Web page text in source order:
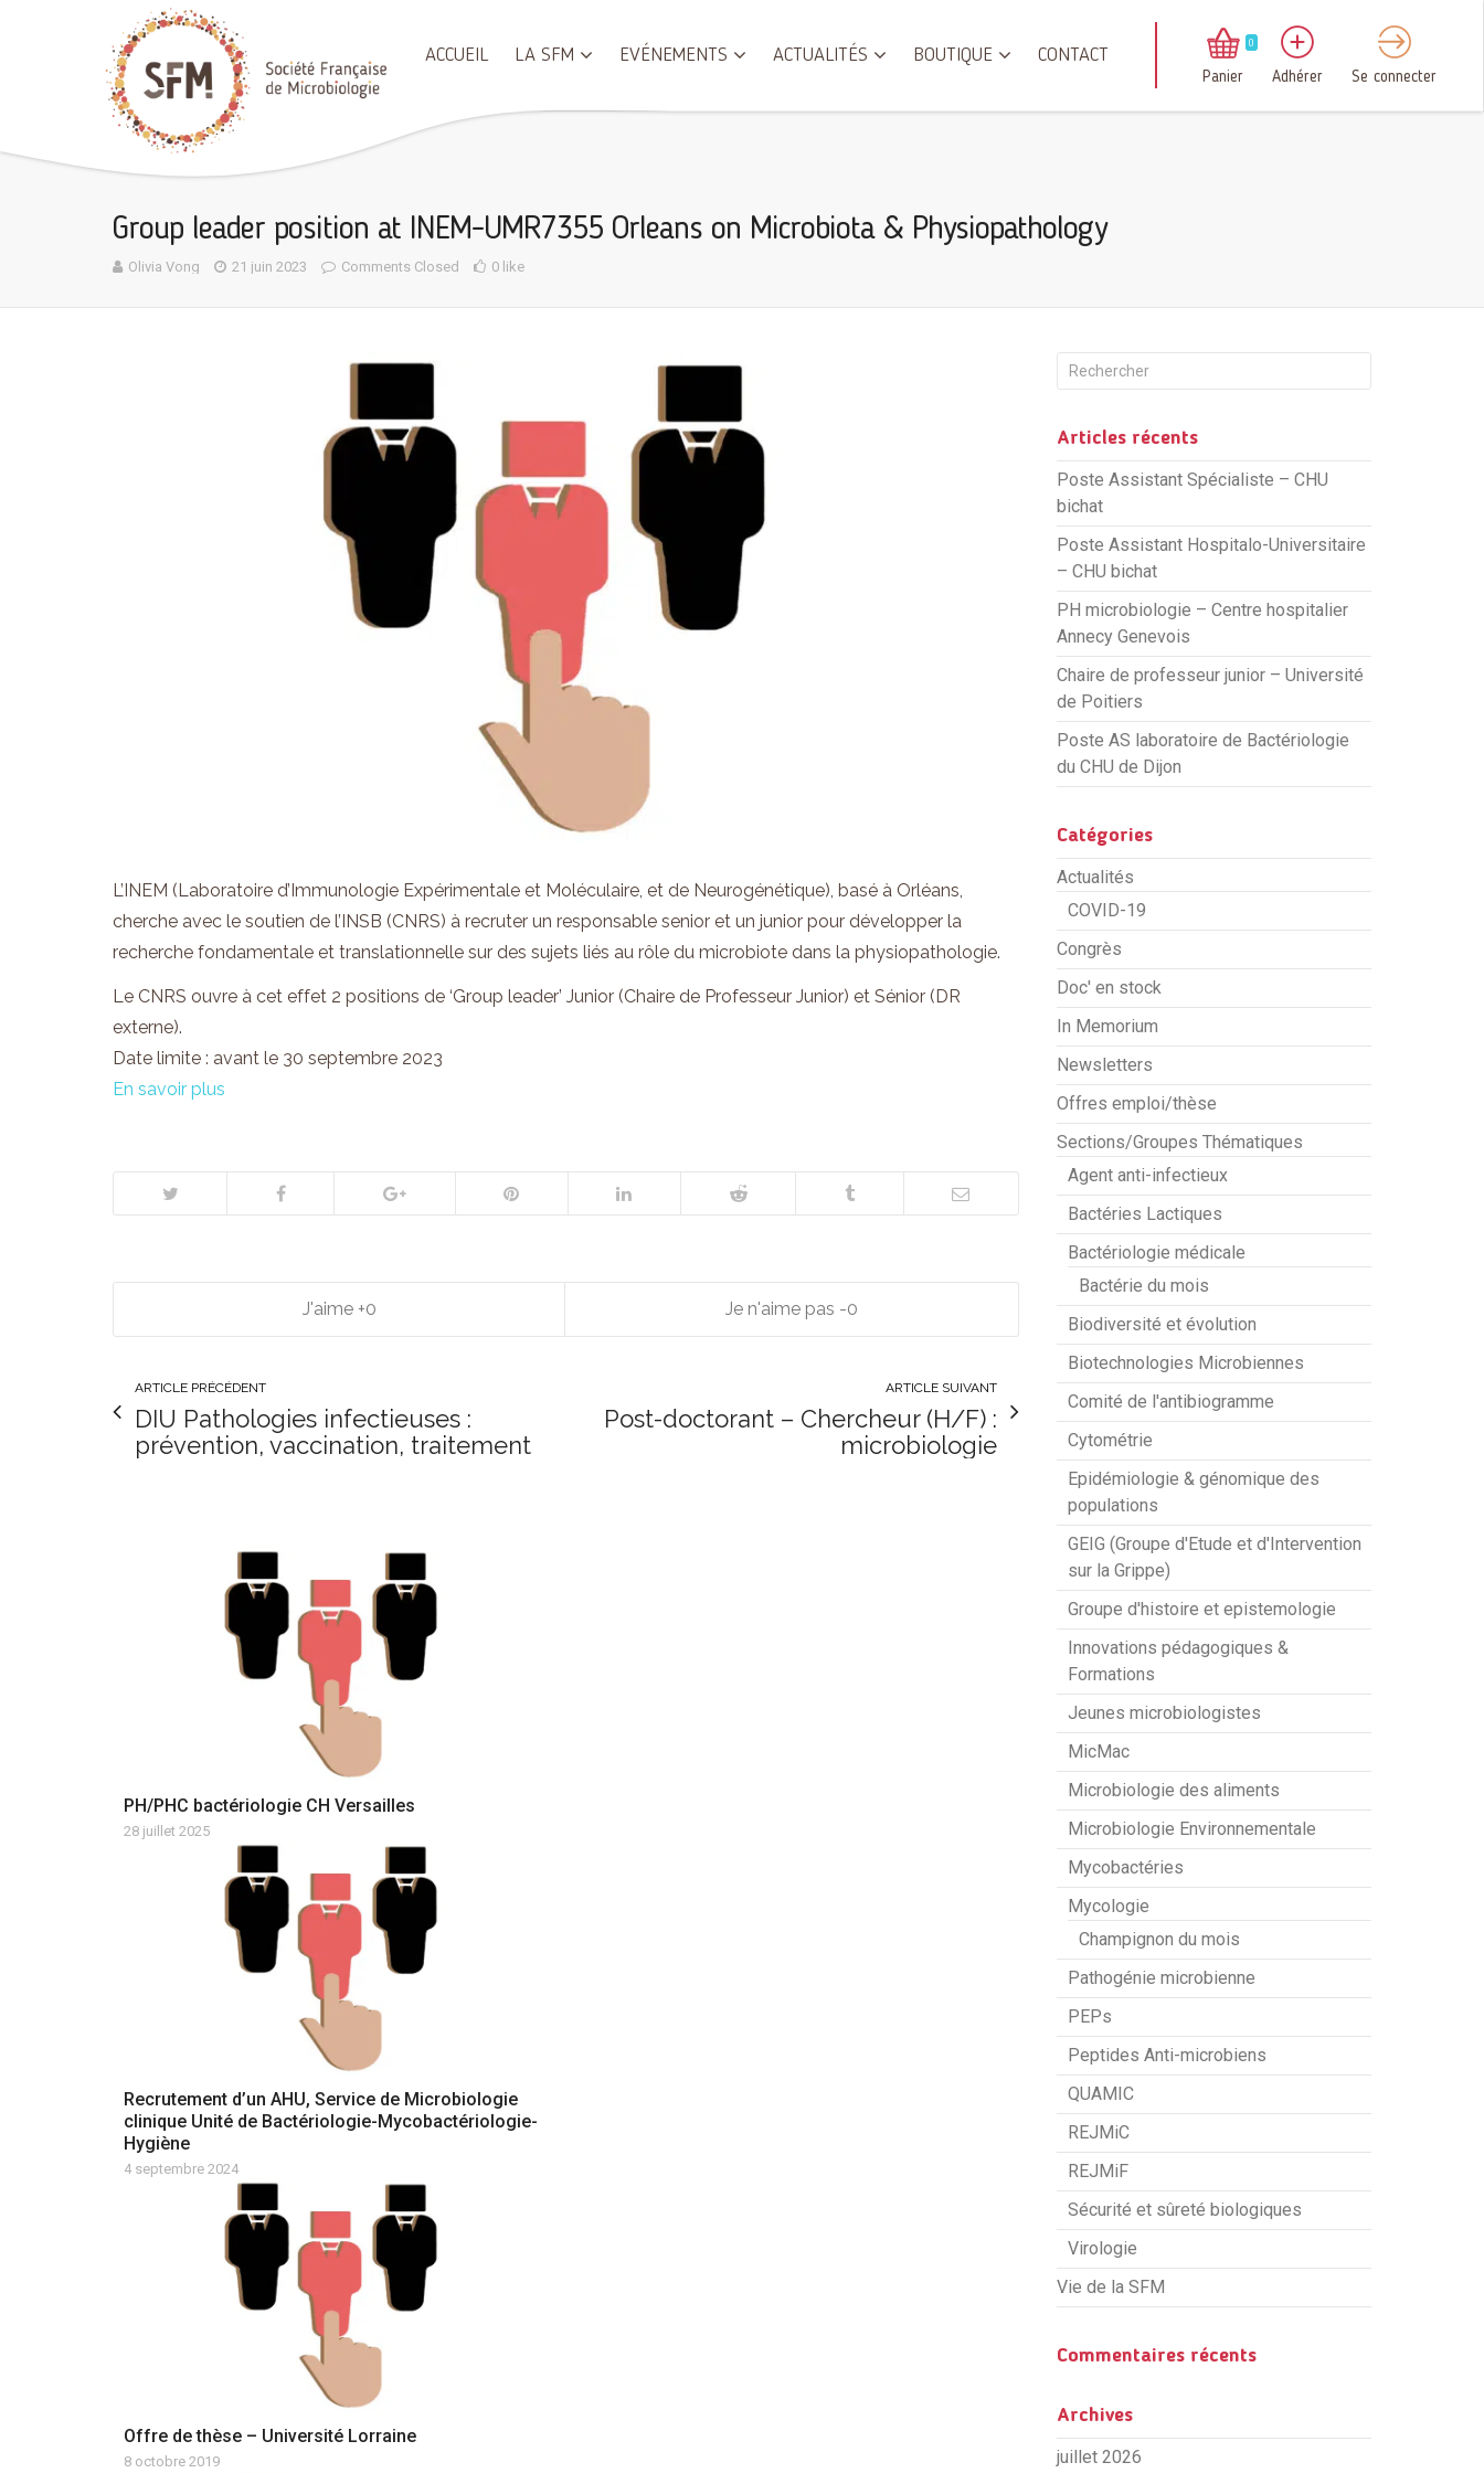
ACCUEIL LA SFM EVÉNEMENTS ACTUALITÉS BOUTIQUE CONTACT
0
Panier Adhérer Se connecter
Group leader position at INEM-UMR7355 Orleans on Microbiota & Physiopathology
Olivia Vong 21 juin 2023 Comments Closed 0 like
L’INEM (Laboratoire d’Immunologie Expérimentale et Moléculaire, et de Neurogénétique), basé à Orléans,
cherche avec le soutien de l’INSB (CNRS) à recruter un responsable senior et un junior pour développer la
recherche fondamentale et translationnelle sur des sujets liés au rôle du microbiote dans la physiopathologie.
Le CNRS ouvre à cet effet 2 positions de ‘Group leader’ Junior (Chaire de Professeur Junior) et Sénior (DR
externe).
Date limite : avant le 30 septembre 2023
En savoir plus
0 0
ARTICLE PRÉCÉDENT
DIU Pathologies infectieuses :
prévention, vaccination, traitement
ARTICLE SUIVANT
Post-doctorant – Chercheur (H/F) :
microbiologie
PH/PHC bactériologie CH Versailles
28 juillet 2025
Recrutement d’un AHU, Service de Microbiologie
clinique Unité de Bactériologie-Mycobactériologie-
Hygiène
4 septembre 2024
Offre de thèse – Université Lorraine
8 octobre 2019
Articles récents
Poste Assistant Spécialiste – CHU
bichat
Poste Assistant Hospitalo-Universitaire
– CHU bichat
PH microbiologie – Centre hospitalier
Annecy Genevois
Chaire de professeur junior – Université
de Poitiers
Poste AS laboratoire de Bactériologie
du CHU de Dijon
Catégories
Actualités
COVID-19
Congrès
Doc' en stock
In Memorium
Newsletters
Offres emploi/thèse
Sections/Groupes Thématiques
Agent anti-infectieux
Bactéries Lactiques
Bactériologie médicale
Bactérie du mois
Biodiversité et évolution
Biotechnologies Microbiennes
Comité de l'antibiogramme
Cytométrie
Epidémiologie & génomique des
populations
GEIG (Groupe d'Etude et d'Intervention
sur la Grippe)
Groupe d'histoire et epistemologie
Innovations pédagogiques &
Formations
Jeunes microbiologistes
MicMac
Microbiologie des aliments
Microbiologie Environnementale
Mycobactéries
Mycologie
Champignon du mois
Pathogénie microbienne
PEPs
Peptides Anti-microbiens
QUAMIC
REJMiC
REJMiF
Sécurité et sûreté biologiques
Virologie
Vie de la SFM
Commentaires récents
Archives
juillet 2026